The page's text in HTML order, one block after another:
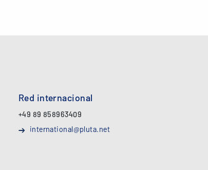
Red internacional
+49 89 858963409
international@pluta.net